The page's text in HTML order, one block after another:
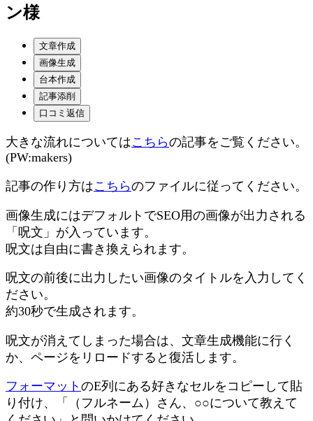
ン様
文章作成
画像生成
台本作成
記事添削
口コミ返信
大きな流れについてはこちらの記事をご覧ください。
(PW:makers)
記事の作り方はこちらのファイルに従ってください。
画像生成にはデフォルトでSEO用の画像が出力される
「呪文」が入っています。
呪文は自由に書き換えられます。
呪文の前後に出力したい画像のタイトルを入力してく
ださい。
約30秒で生成されます。
呪文が消えてしまった場合は、文章生成機能に行く
か、ページをリロードすると復活します。
フォーマット のE列にある好きなセルをコピーして貼
り付け、「（フルネーム）さん、○○について教えて